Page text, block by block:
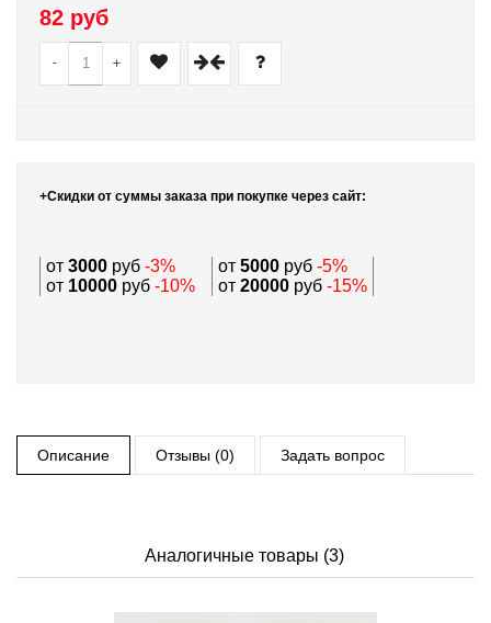
82 руб
- +
+Скидки от суммы заказа при покупке через сайт:
от 3000 руб -3% от 5000 руб -5%
от 10000 руб -10% от 20000 руб -15%
Описание Отзывы (0) Задать вопрос
Аналогичные товары (3)